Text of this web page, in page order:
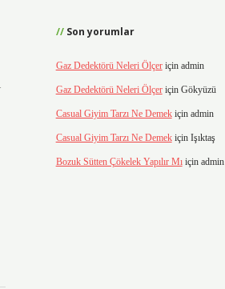
Son yorumlar
Gaz Dedektörü Neleri Ölçeriçin admin
Gaz Dedektörü Neleri Ölçeriçin Gökyüzü
Casual Giyim Tarzı Ne Demekiçin admin
Casual Giyim Tarzı Ne Demekiçin Işıktaş
Bozuk Sütten Çökelek Yapılır Mıiçin admin